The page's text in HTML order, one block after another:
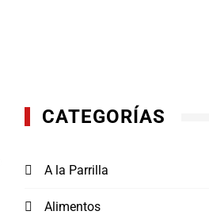
CATEGORÍAS
A la Parrilla
Alimentos